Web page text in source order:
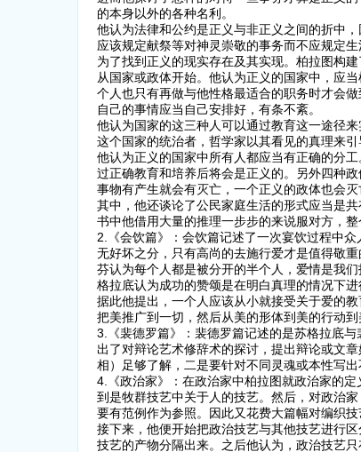
的本身以外的各种名利。
他认为法律和公约是正义与非正义之间的折中
应该规定献祭等对神灵崇敬的事务而不应规定生
为了找到正义的现实存在及其实现。柏拉图构
从国家或政体开始。他认为正义的国家中，应
个人也只有再做与他性格最适合的职务时才会
自己的事情应当自己安排好，有条不紊。
他认为国家的这三种人可以通过教育这一途径
这个国家的统治者，哲学家以其看见的真理来
他认为正义的国家中所有人都应当有正确的分
过正确教育和培养后将会是正义的。另外四种
事物有产生就会有灭亡，一个正义的政体也会灭
其中，他还谈论了公民家庭生活的形式应当是
书中他借用大量的推理一步步的来说服对方，
2.《会饮篇》：会饮篇记述了一次宴饮过程中
无好坏之分，只有高尚的去施行爱才是值得敬
芬认为每个人都是被分开的半个人，爱情是我
格拉底认为成功的赞颂是在明白真理的情况下
据此他提出，一个人应该从小就接受关于爱的
把美推广到一切，然后从美的形体到美的行动
3.《裴德罗篇》：裴德罗篇记述的是苏格拉底
出了对辩论艺术修辞术的探讨，提出辩论或文
相）足够了解，二是要针对不同灵魂或本性写
4.《政治家》：在政治家中柏拉图就政治家的
到是牧群技艺中关于人的技艺。然后，对政治
要有范例作为参照。因此又花费大篇幅对编织
接下来，他便开始把政治技艺与其他技艺进行
技艺的产物分隔出来。之后他认为，政治技艺